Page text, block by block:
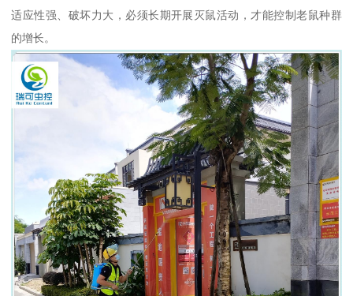
适应性强、破坏力大，必须长期开展灭鼠活动，才能控制老鼠种群
的增长。